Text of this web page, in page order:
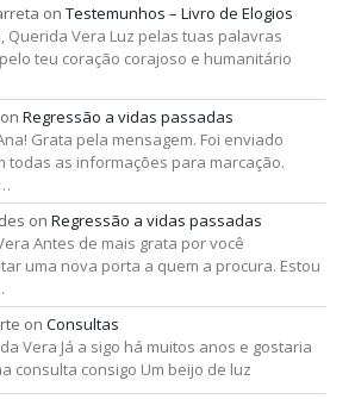
on Testemunhos – Livro de Elogios
Querida Vera Luz pelas tuas palavras
teu coração corajoso e humanitário
on Regressão a vidas passadas
Grata pela mensagem. Foi enviado
todas as informações para marcação.
on Regressão a vidas passadas
Antes de mais grata por você
uma nova porta a quem a procura. Estou
on Consultas
Vera Já a sigo há muitos anos e gostaria
consulta consigo Um beijo de luz